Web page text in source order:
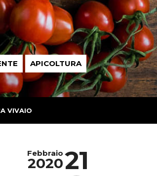
APICOLTURA
VIVAIO
21
Febbraio
2020